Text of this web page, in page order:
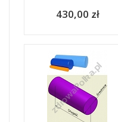
430,00 zł